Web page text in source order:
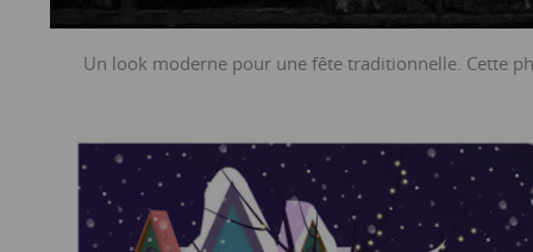
Un look moderne pour une fête traditionnelle. Cette